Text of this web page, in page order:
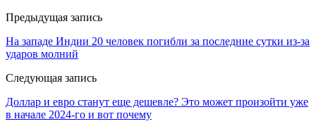
Предыдущая запись
На западе Индии 20 человек погибли за последние сутки из-за
ударов молний
Следующая запись
Доллар и евро станут еще дешевле? Это может произойти уже
в начале 2024-го и вот почему